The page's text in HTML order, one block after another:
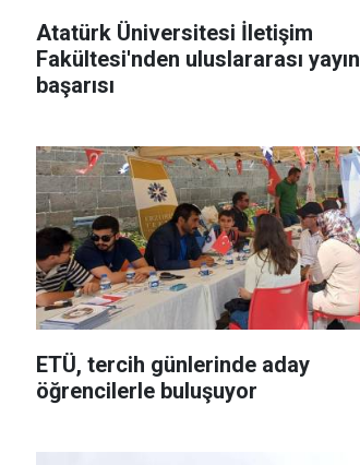
Atatürk Üniversitesi İletişim
Fakültesi'nden uluslararası yayın
başarısı
ETÜ, tercih günlerinde aday
öğrencilerle buluşuyor